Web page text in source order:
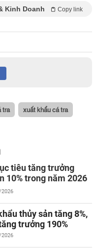
Kinh Doanh Copy link
tra xuất khẩu cá tra
tiêu tăng trưởng
10% trong năm 2026
thủy sản tăng 8%,
trưởng 190%